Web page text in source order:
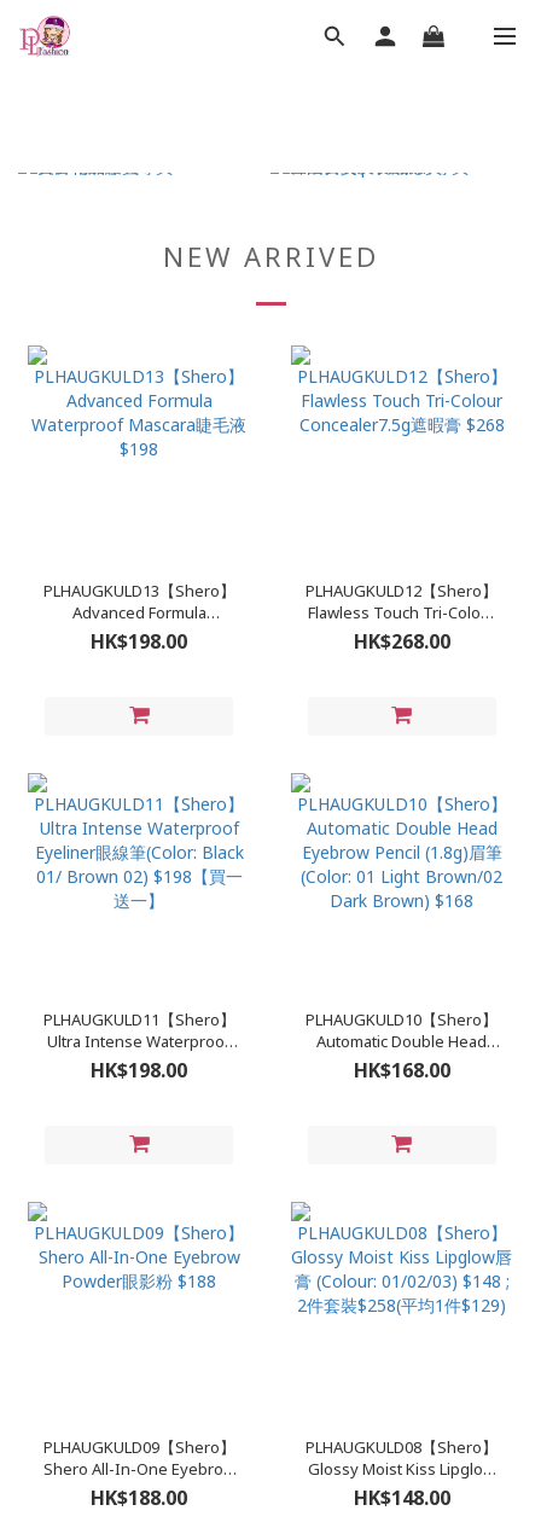
NEW ARRIVED
PLHAUGKULD13【Shero】
Advanced Formula
Waterproof Mascara睫毛液
$198
HK$198.00
PLHAUGKULD12【Shero】
Flawless Touch Tri-Colour
Concealer7.5g遮暇膏 $268
HK$268.00
PLHAUGKULD11【Shero】
Ultra Intense Waterproof
Eyeliner眼線筆(Color: Black
01/ Brown 02) $198【買一
HK$198.00
PLHAUGKULD10【Shero】
Automatic Double Head
Eyebrow Pencil (1.8g)眉筆
(Color: 01 Light Brown/02
HK$168.00
PLHAUGKULD09【Shero】
Shero All-In-One Eyebrow
Powder眼影粉 $188
HK$188.00
PLHAUGKULD08【Shero】
Glossy Moist Kiss Lipglow
唇膏 (Colour: 01/02/03)
$148 ; 2件套裝$258(平均1件
HK$148.00